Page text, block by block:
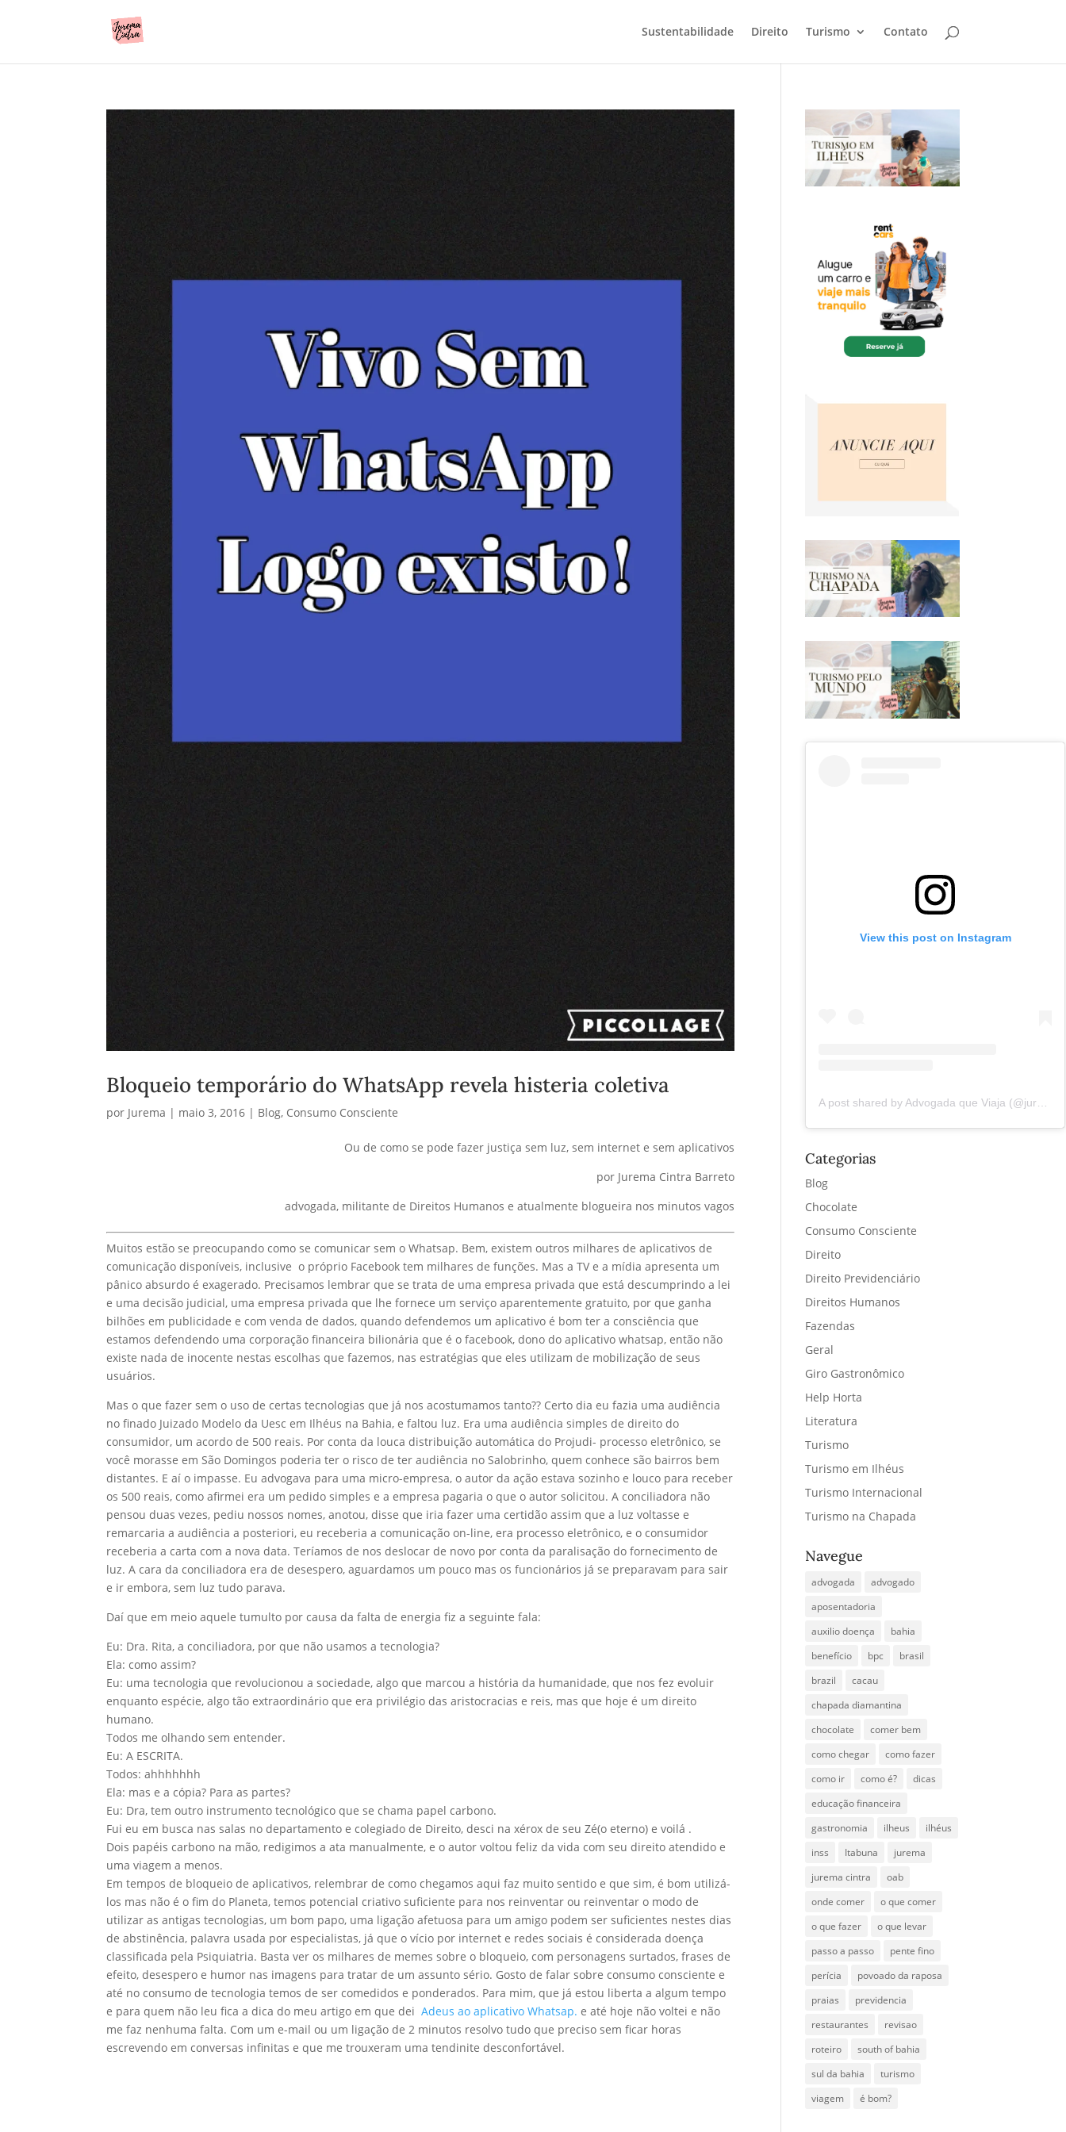
Sustentabilidade Direito Turismo Contato
Bloqueio temporário do WhatsApp revela histeria coletiva
por Jurema | maio 3, 2016 | Blog, Consumo Consciente
Ou de como se pode fazer justiça sem luz, sem internet e sem aplicativos
por Jurema Cintra Barreto
advogada, militante de Direitos Humanos e atualmente blogueira nos minutos vagos
Muitos estão se preocupando como se comunicar sem o Whatsap. Bem, existem outros milhares de aplicativos de
comunicação disponíveis, inclusive o próprio Facebook tem milhares de funções. Mas a TV e a mídia apresenta um
pânico absurdo é exagerado. Precisamos lembrar que se trata de uma empresa privada que está descumprindo a lei
e uma decisão judicial, uma empresa privada que lhe fornece um serviço aparentemente gratuito, por que ganha
bilhões em publicidade e com venda de dados, quando defendemos um aplicativo é bom ter a consciência que
estamos defendendo uma corporação financeira bilionária que é o facebook, dono do aplicativo whatsap, então não
existe nada de inocente nestas escolhas que fazemos, nas estratégias que eles utilizam de mobilização de seus
usuários.
Mas o que fazer sem o uso de certas tecnologias que já nos acostumamos tanto?? Certo dia eu fazia uma audiência
no finado Juizado Modelo da Uesc em Ilhéus na Bahia, e faltou luz. Era uma audiência simples de direito do
consumidor, um acordo de 500 reais. Por conta da louca distribuição automática do Projudi- processo eletrônico, se
você morasse em São Domingos poderia ter o risco de ter audiência no Salobrinho, quem conhece são bairros bem
distantes. E aí o impasse. Eu advogava para uma micro-empresa, o autor da ação estava sozinho e louco para receber
os 500 reais, como afirmei era um pedido simples e a empresa pagaria o que o autor solicitou. A conciliadora não
pensou duas vezes, pediu nossos nomes, anotou, disse que iria fazer uma certidão assim que a luz voltasse e
remarcaria a audiência a posteriori, eu receberia a comunicação on-line, era processo eletrônico, e o consumidor
receberia a carta com a nova data. Teríamos de nos deslocar de novo por conta da paralisação do fornecimento de
luz. A cara da conciliadora era de desespero, aguardamos um pouco mas os funcionários já se preparavam para sair
e ir embora, sem luz tudo parava.
Daí que em meio aquele tumulto por causa da falta de energia fiz a seguinte fala:
Eu: Dra. Rita, a conciliadora, por que não usamos a tecnologia?
Ela: como assim?
Eu: uma tecnologia que revolucionou a sociedade, algo que marcou a história da humanidade, que nos fez evoluir
enquanto espécie, algo tão extraordinário que era privilégio das aristocracias e reis, mas que hoje é um direito
humano.
Todos me olhando sem entender.
Eu: A ESCRITA.
Todos: ahhhhhhh
Ela: mas e a cópia? Para as partes?
Eu: Dra, tem outro instrumento tecnológico que se chama papel carbono.
Fui eu em busca nas salas no departamento e colegiado de Direito, desci na xérox de seu Zé(o eterno) e voilá .
Dois papéis carbono na mão, redigimos a ata manualmente, e o autor voltou feliz da vida com seu direito atendido e
uma viagem a menos.
Em tempos de bloqueio de aplicativos, relembrar de como chegamos aqui faz muito sentido e que sim, é bom utilizá-
los mas não é o fim do Planeta, temos potencial criativo suficiente para nos reinventar ou reinventar o modo de
utilizar as antigas tecnologias, um bom papo, uma ligação afetuosa para um amigo podem ser suficientes nestes dias
de abstinência, palavra usada por especialistas, já que o vício por internet e redes sociais é considerada doença
classificada pela Psiquiatria. Basta ver os milhares de memes sobre o bloqueio, com personagens surtados, frases de
efeito, desespero e humor nas imagens para tratar de um assunto sério. Gosto de falar sobre consumo consciente e
até no consumo de tecnologia temos de ser comedidos e ponderados. Para mim, que já estou liberta a algum tempo
e para quem não leu fica a dica do meu artigo em que dei Adeus ao aplicativo Whatsap. e até hoje não voltei e não
me faz nenhuma falta. Com um e-mail ou um ligação de 2 minutos resolvo tudo que preciso sem ficar horas
escrevendo em conversas infinitas e que me trouxeram uma tendinite desconfortável.
View this post on Instagram
A post shared by Advogada que Viaja (@juremacintra)
Categorias
Blog
Chocolate
Consumo Consciente
Direito
Direito Previdenciário
Direitos Humanos
Fazendas
Geral
Giro Gastronômico
Help Horta
Literatura
Turismo
Turismo em Ilhéus
Turismo Internacional
Turismo na Chapada
Navegue
advogada
advogado
aposentadoria
auxilio doença
bahia
benefício
bpc
brasil
brazil
cacau
chapada diamantina
chocolate
comer bem
como chegar
como fazer
como ir
como é?
dicas
educação financeira
gastronomia
ilheus
ilhéus
inss
Itabuna
jurema
jurema cintra
oab
onde comer
o que comer
o que fazer
o que levar
passo a passo
pente fino
perícia
povoado da raposa
praias
previdencia
restaurantes
revisao
roteiro
south of bahia
sul da bahia
turismo
viagem
é bom?